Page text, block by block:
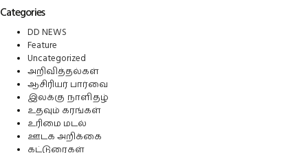
Categories
DD NEWS
Feature
Uncategorized
அறிவித்தல்கள்
ஆசிரியர் பார்வை
இலக்கு நாளிதழ்
உதவும் கரங்கள்
உரிமை மடல்
ஊடக அறிக்கை
கட்டுரைகள்